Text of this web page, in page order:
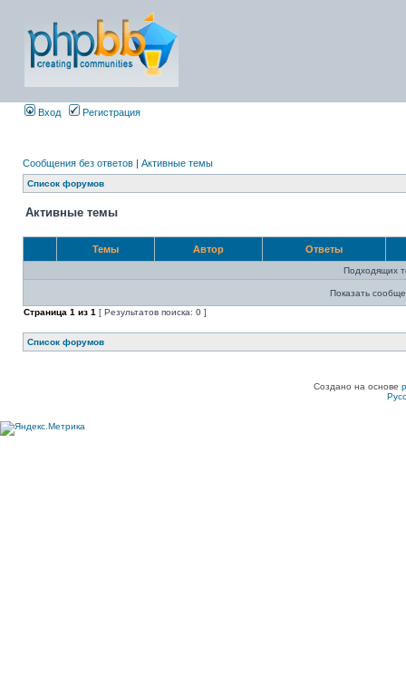
Вход Регистрация
Сообщения без ответов | Активные темы
Список форумов
Активные темы
Темы Автор Ответы
Подходящих
Показать
Страница 1 из 1 [ Результатов поиска: 0 ]
Список форумов
Создано на основе